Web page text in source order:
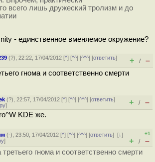
всего лишь дружеский тролизм и до
- единственное вменяемое окружение?
(?), 22:22, 17/04/2012 [^] [^^] [^^^] [ответить]
+ / –
гнома и соответственно смерти
(?), 22:57, 17/04/2012 [^] [^^] [^^^] [ответить]
] + / –
KDE же.
(-), 23:50, 17/04/2012 [^] [^^] [^^^] [ответить][↓]
]
+1
+ / –
гнома и соответственно смерти